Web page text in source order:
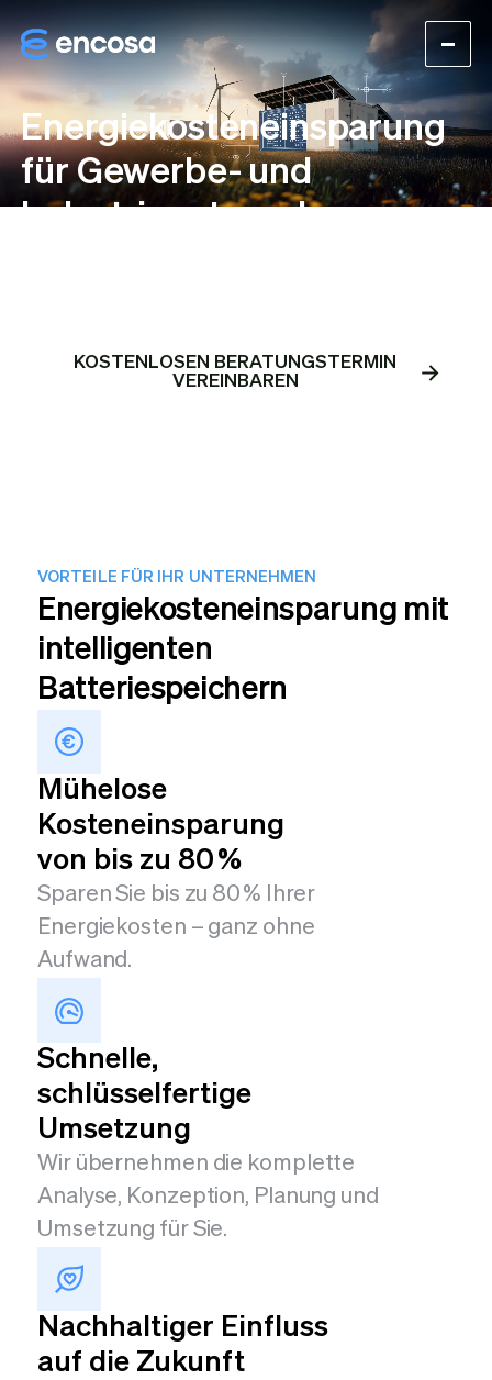
Energiekosteneinsparung
für Gewerbe- und
Industrieunternehmen
KOSTENLOSEN BERATUNGSTERMIN
VEREINBAREN
VORTEILE FÜR IHR UNTERNEHMEN
Energiekosteneinsparung mit
intelligenten
Batteriespeichern
Mühelose
Kosteneinsparung
von bis zu 80 %
Sparen Sie bis zu 80 % Ihrer
Energiekosten – ganz ohne
Aufwand.
Schnelle,
schlüsselfertige
Umsetzung
Wir übernehmen die komplette
Analyse, Konzeption, Planung und
Umsetzung für Sie.
Nachhaltiger Einfluss
auf die Zukunft